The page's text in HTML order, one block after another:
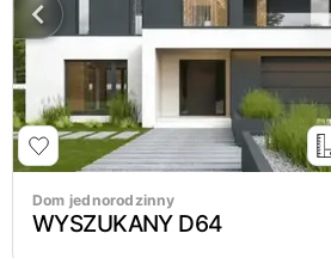
Dom jednorodzinny
WYSZUKANY D64